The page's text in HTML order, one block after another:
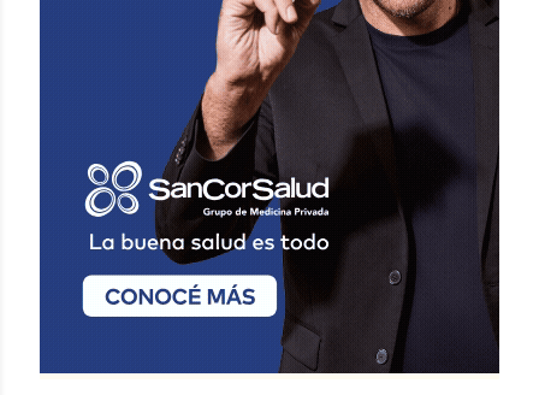
VER COMENTARIOS